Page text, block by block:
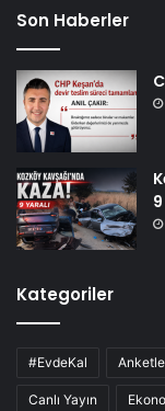
Son Haberler
Kategoriler
#EvdeKal
Canlı Yayın